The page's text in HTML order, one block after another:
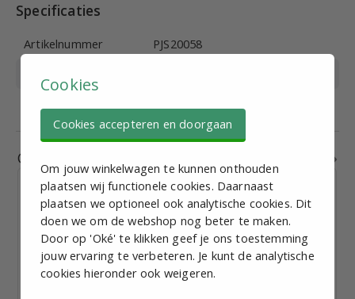
Specificaties
Artikelnummer
PJS20058
Gerelateerde producten
Label houder 'hoog'
Cookies
Cookies accepteren en doorgaan
Om jouw winkelwagen te kunnen onthouden
plaatsen wij functionele cookies. Daarnaast
plaatsen we optioneel ook analytische cookies. Dit
doen we om de webshop nog beter te maken.
Door op 'Oké' te klikken geef je ons toestemming
jouw ervaring te verbeteren. Je kunt de analytische
cookies hieronder ook weigeren.